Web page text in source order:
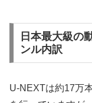
日本最大級の
ンル内訳
U-NEXTは約17万